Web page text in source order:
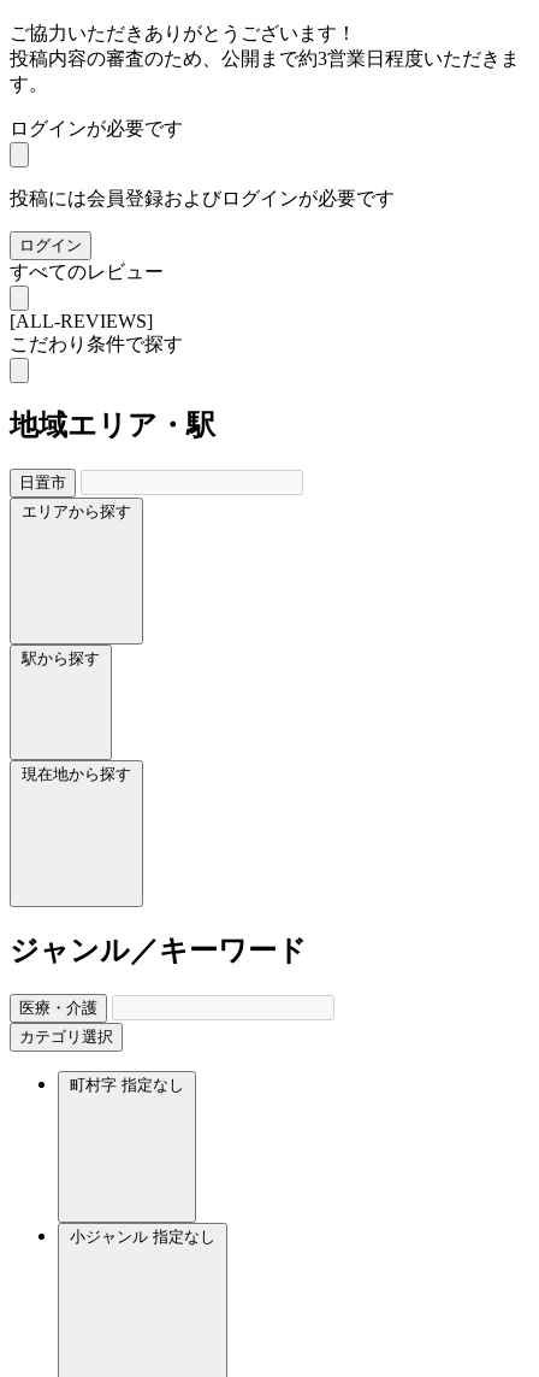
ご協力いただきありがとうございます！
投稿内容の審査のため、公開まで約3営業日程度いただきま
す。
ログインが必要です
投稿には会員登録およびログインが必要です
ログイン
すべてのレビュー
[ALL-REVIEWS]
こだわり条件で探す
地域エリア・駅
日置市
エリアから探す
駅から探す
現在地から探す
ジャンル／キーワード
医療・介護
カテゴリ選択
町村字 指定なし
小ジャンル 指定なし